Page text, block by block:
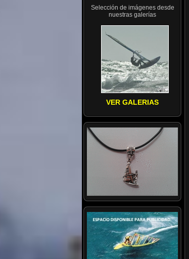
Selección de imágenes desde
nuestras galerías
VER GALERIAS